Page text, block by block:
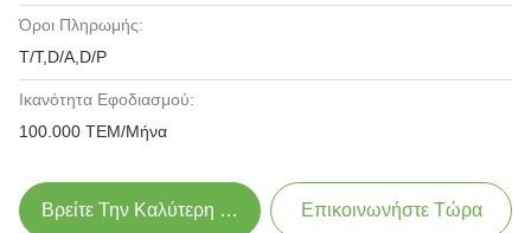
Όροι Πληρωμής:
T/T,D/A,D/P
Ικανότητα Εφοδιασμού:
100.000 ΤΕΜ/Μήνα
Βρείτε Την Καλύτερη Τιμή Επικοινωνήστε Τώρα